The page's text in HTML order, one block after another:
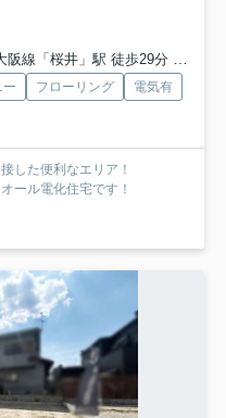
阪線「桜井」駅 徒歩29分
ー フローリング
電気有
した便利なエリア！
ール電化住宅です！